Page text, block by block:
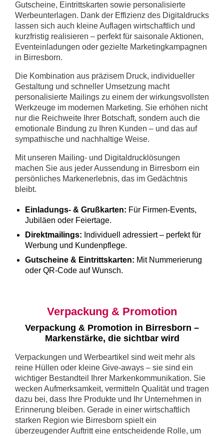
Gutscheine, Eintrittskarten sowie personalisierte
Werbeunterlagen. Dank der Effizienz des Digitaldrucks
lassen sich auch kleine Auflagen wirtschaftlich und
kurzfristig realisieren – perfekt für saisonale Aktionen,
Eventeinladungen oder gezielte Marketingkampagnen
in Birresborn.
Die Kombination aus präzisem Druck, individueller
Gestaltung und schneller Umsetzung macht
personalisierte Mailings zu einem der wirkungsvollsten
Werkzeuge im modernen Marketing. Sie erhöhen nicht
nur die Reichweite Ihrer Botschaft, sondern auch die
emotionale Bindung zu Ihren Kunden – und das auf
sympathische und nachhaltige Weise.
Mit unseren Mailing- und Digitaldrucklösungen
machen Sie aus jeder Aussendung in Birresborn ein
persönliches Markenerlebnis, das im Gedächtnis
bleibt.
Einladungs- & Grußkarten: Für Firmen-Events,
Jubiläen oder Feiertage.
Direktmailings: Individuell adressiert – perfekt für
Werbung und Kundenpflege.
Gutscheine & Eintrittskarten: Mit Nummerierung
oder QR-Code auf Wunsch.
Verpackung & Promotion
Verpackung & Promotion in Birresborn –
Markenstärke, die sichtbar wird
Verpackungen und Werbeartikel sind weit mehr als
reine Hüllen oder kleine Give-aways – sie sind ein
wichtiger Bestandteil Ihrer Markenkommunikation. Sie
wecken Aufmerksamkeit, vermitteln Qualität und tragen
dazu bei, dass Ihre Produkte und Ihr Unternehmen in
Erinnerung bleiben. Gerade in einer wirtschaftlich
starken Region wie Birresborn spielt ein
überzeugender Auftritt eine entscheidende Rolle, um